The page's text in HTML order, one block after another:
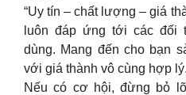
“Uy tín – chất lượng – giá
luôn đáp ứng tới các đối
dùng. Mang đến cho bạn
với giá thành vô cùng hợp lý.
Nếu có cơ hội, đừng bỏ